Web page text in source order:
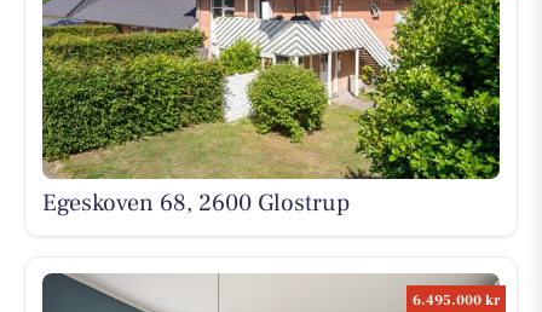
Egeskoven 68, 2600 Glostrup
6.495.000 kr